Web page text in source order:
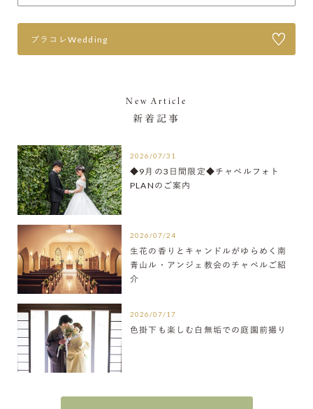
プラコレWedding
New Article
新着記事
2026/07/31
◆9月の3日間限定◆チャペルフォト
PLANのご案内
2026/07/24
生花の香りとキャンドルがゆらめく南
青山ル・アンジェ教会のチャペルご紹
介
2026/07/17
色掛下も楽しむ白無垢での庭園前撮り